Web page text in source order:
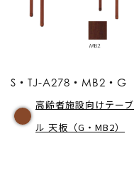
S・TJ-A278・MB2・G
高齢者施設向けテーブ
ル 天板（G・MB2）